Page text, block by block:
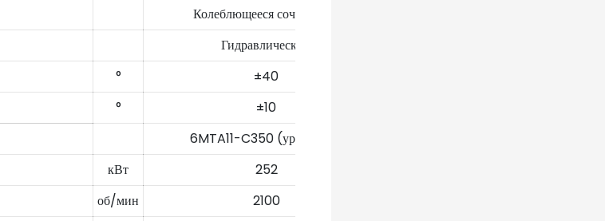
Колеблющееся сочленение
Гидравлический
°
±40
°
±10
6MTA11-C350 (уровень II)
кВт
252
об/мин
2100